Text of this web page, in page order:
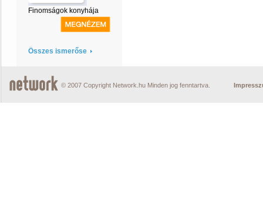
Finomságok konyhája
Összes ismerőse
© 2007 Copyright Network.hu Minden jog fenntartva.